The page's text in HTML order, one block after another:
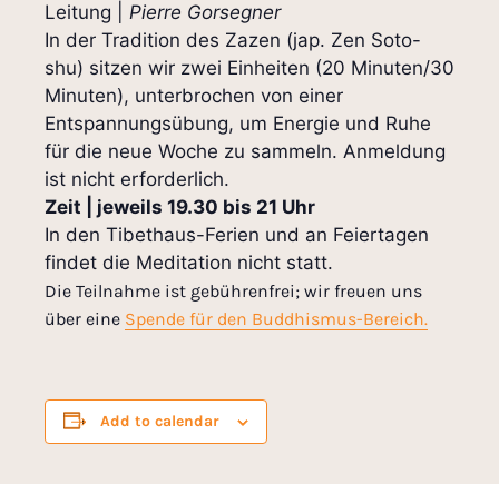
Leitung | Pierre Gorsegner
In der Tradition des Zazen (jap. Zen Soto-
shu) sitzen wir zwei Einheiten (20 Minuten/30
Minuten), unterbrochen von einer
Entspannungsübung, um Energie und Ruhe
für die neue Woche zu sammeln. Anmeldung
ist nicht erforderlich.
Zeit | jeweils 19.30 bis 21 Uhr
In den Tibethaus-Ferien und an Feiertagen
findet die Meditation nicht statt.
Die Teilnahme ist gebührenfrei; wir freuen uns
über eine Spende für den Buddhismus-Bereich.
Add to calendar